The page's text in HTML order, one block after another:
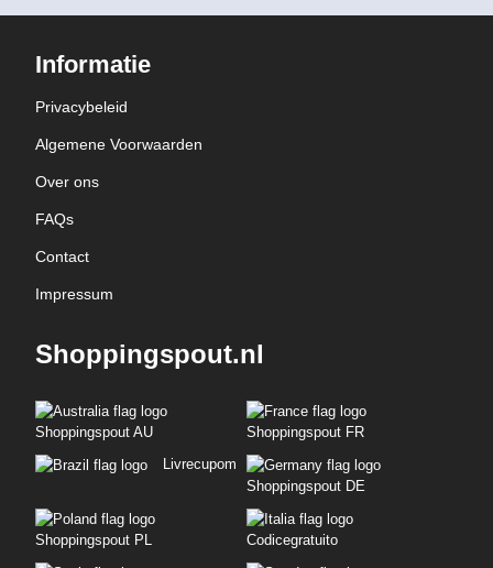
Informatie
Privacybeleid
Algemene Voorwaarden
Over ons
FAQs
Contact
Impressum
Shoppingspout.nl
Shoppingspout AU
Shoppingspout FR
Livrecupom
Shoppingspout DE
Shoppingspout PL Codicegratuito